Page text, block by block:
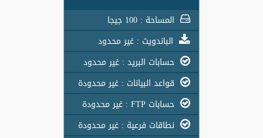
المساحة : 100 جيجا
الباندويث : غير محدود
حسابات البريد : غير محدود
قواعد البيانات : غير محدودة
حسابات FTP : غير محدودة
نطاقات فرعية : غير محدودة